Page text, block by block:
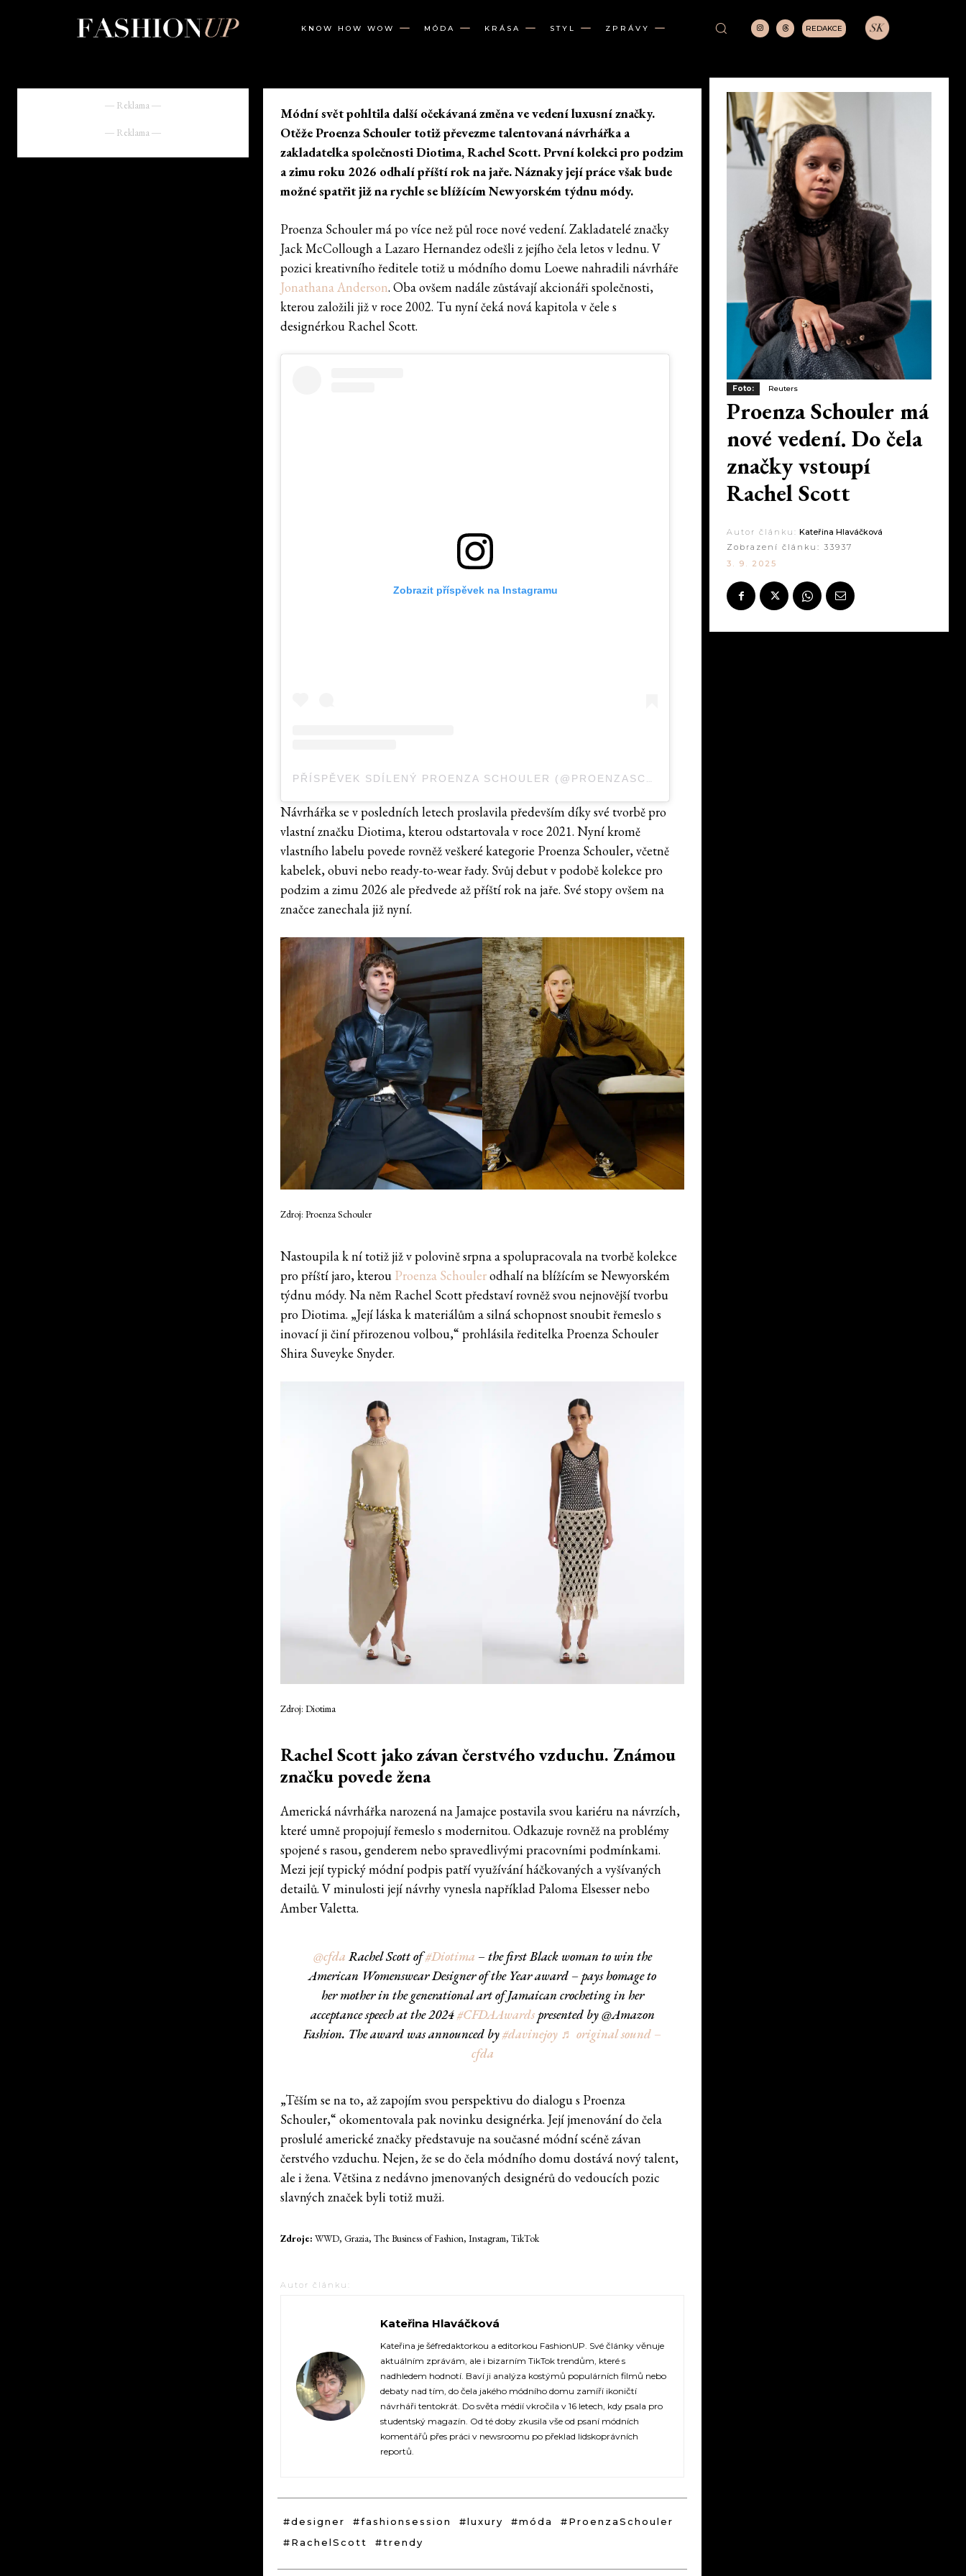
KNOW HOW WOW MÓDA KRÁSA STYL ZPRÁVY REDAKCE
― Reklama ―
― Reklama ―
Módní svět pohltila další očekávaná změna ve vedení luxusní značky.
Otěže Proenza Schouler totiž převezme talentovaná návrhářka a
zakladatelka společnosti Diotima, Rachel Scott. První kolekci pro podzim
a zimu roku 2026 odhalí příští rok na jaře. Náznaky její práce však bude
možné spatřit již na rychle se blížícím Newyorském týdnu módy.
Proenza Schouler má po více než půl roce nové vedení. Zakladatelé značky
Jack McCollough a Lazaro Hernandez odešli z jejího čela letos v lednu. V
pozici kreativního ředitele totiž u módního domu Loewe nahradili návrháře
Jonathana Anderson. Oba ovšem nadále zůstávají akcionáři společnosti,
kterou založili již v roce 2002. Tu nyní čeká nová kapitola v čele s
designérkou Rachel Scott.
Zobrazit příspěvek na Instagramu
PŘÍSPĚVEK SDÍLENÝ PROENZA SCHOULER (@PROENZASCHOULER)
Návrhářka se v posledních letech proslavila především díky své tvorbě pro
vlastní značku Diotima, kterou odstartovala v roce 2021. Nyní kromě
vlastního labelu povede rovněž veškeré kategorie Proenza Schouler, včetně
kabelek, obuvi nebo ready-to-wear řady. Svůj debut v podobě kolekce pro
podzim a zimu 2026 ale předvede až příští rok na jaře. Své stopy ovšem na
značce zanechala již nyní.
Zdroj: Proenza Schouler
Nastoupila k ní totiž již v polovině srpna a spolupracovala na tvorbě kolekce
pro příští jaro, kterou Proenza Schoulerodhalí na blížícím se Newyorském
týdnu módy. Na něm Rachel Scott představí rovněž svou nejnovější tvorbu
pro Diotima. „Její láska k materiálům a silná schopnost snoubit řemeslo s
inovací ji činí přirozenou volbou,“ prohlásila ředitelka Proenza Schouler
Shira Suveyke Snyder.
Zdroj: Diotima
Rachel Scott jako závan čerstvého vzduchu. Známou
značku povede žena
Americká návrhářka narozená na Jamajce postavila svou kariéru na návrzích,
které umně propojují řemeslo s modernitou. Odkazuje rovněž na problémy
spojené s rasou, genderem nebo spravedlivými pracovními podmínkami.
Mezi její typický módní podpis patří využívání háčkovaných a vyšívaných
detailů. V minulosti její návrhy vynesla například Paloma Elsesser nebo
Amber Valetta.
@cfda Rachel Scott of#Diotima – the first Black woman to win the
American Womenswear Designer of the Year award – pays homage to
her mother in the generational art of Jamaican crocheting in her
acceptance speech at the 2024#CFDAAwardspresented by @Amazon
Fashion. The award was announced by#davinejoy ♬ original sound –
cfda
„Těším se na to, až zapojím svou perspektivu do dialogu s Proenza
Schouler,“ okomentovala pak novinku designérka. Její jmenování do čela
proslulé americké značky představuje na současné módní scéně závan
čerstvého vzduchu. Nejen, že se do čela módního domu dostává nový talent,
ale i žena. Většina z nedávno jmenovaných designérů do vedoucích pozic
slavných značek byli totiž muži.
Zdroje: WWD, Grazia, The Business of Fashion, Instagram, TikTok
Autor článku:
Kateřina Hlaváčková
https://fashionup.cz/author/katerina-hlavackova/
Kateřina je šéfredaktorkou a editorkou FashionUP. Své články věnuje
aktuálním zprávám, ale i bizarním TikTok trendům, které s
nadhledem hodnotí. Baví ji analýza kostýmů populárních filmů nebo
debaty nad tím, do čela jakého módního domu zamíří ikoničtí
návrháři tentokrát. Do světa médií vkročila v 16 letech, kdy psala pro
studentský magazín. Od té doby zkusila vše od psaní módních
komentářů přes práci v newsroomu po překlad lidskoprávních
reportů.
#designer #fashionsession #luxury #móda
#ProenzaSchouler
#RachelScott
#trendy
Foto: Reuters
Proenza Schouler má
nové vedení. Do čela
značky vstoupí
Rachel Scott
Autor článku: Kateřina Hlaváčková
Zobrazení článku: 33937
3. 9. 2025